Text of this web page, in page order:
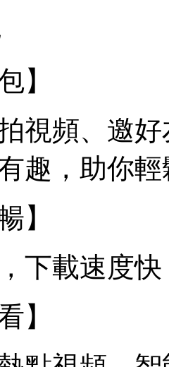
】
視頻、邀
趣，助你
】
下載速度
】